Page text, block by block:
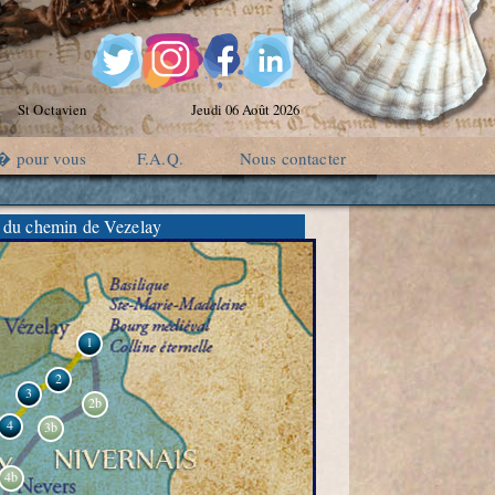
chemin de Vezelay
1
2
3
4
2b
3b
4b
pour vous F.A.Q. Nous contacter
St Octavien Jeudi 06 Août 2026